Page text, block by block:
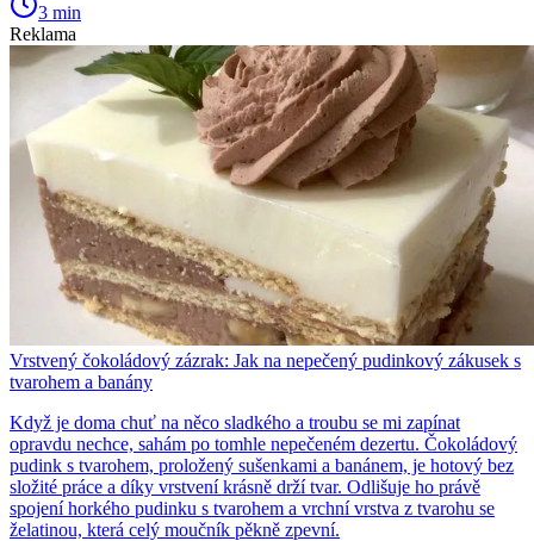
3 min
Reklama
Vrstvený čokoládový zázrak: Jak na nepečený pudinkový zákusek s
tvarohem a banány
Když je doma chuť na něco sladkého a troubu se mi zapínat
opravdu nechce, sahám po tomhle nepečeném dezertu. Čokoládový
pudink s tvarohem, proložený sušenkami a banánem, je hotový bez
složité práce a díky vrstvení krásně drží tvar. Odlišuje ho právě
spojení horkého pudinku s tvarohem a vrchní vrstva z tvarohu se
želatinou, která celý moučník pěkně zpevní.